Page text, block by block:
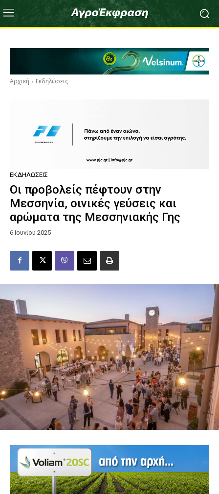
Αρχική Εκδηλώσεις
ΕΚΔΗΛΏΣΕΙΣ
Οι προβολείς πέφτουν στην
Μεσσηνία, οινικές γεύσεις και
αρώματα της Μεσσηνιακής Γης
6 Ιουνίου 2025